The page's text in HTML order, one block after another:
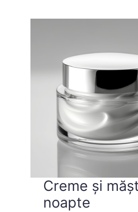
Creme și
noapte